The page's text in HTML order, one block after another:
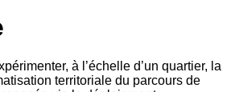
à l’échelle d’un quartier, la
territoriale du parcours de